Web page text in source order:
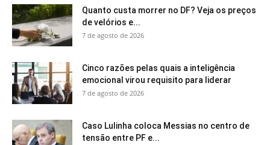
Quanto custa morrer no DF? Veja os preços
de velórios e...
7 de agosto de 2026
Cinco razões pelas quais a inteligência
emocional virou requisito para liderar
7 de agosto de 2026
Caso Lulinha coloca Messias no centro de
tensão entre PF e...